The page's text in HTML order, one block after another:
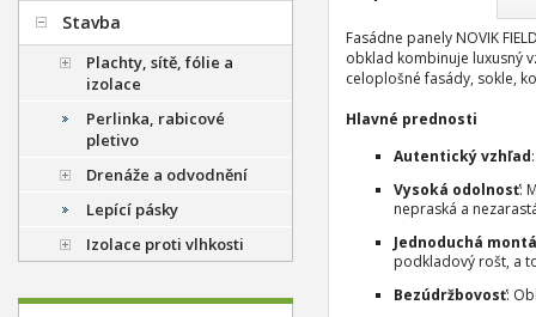
Fasádne panely NOVIK
obklad kombinuje luxusný
celoplošné fasády, sokle,
Hlavné prednosti
Autentický vzhľad
Vysoká odolnosť:
nepraská a
Jednoduchá
podkladový rošt, a
Bezúdržbovosť:
Stavba
Plachty, sítě, fólie a
izolace
Perlinka, rabicové
pletivo
Drenáže a odvodnění
Lepící pásky
Izolace proti vlhkosti